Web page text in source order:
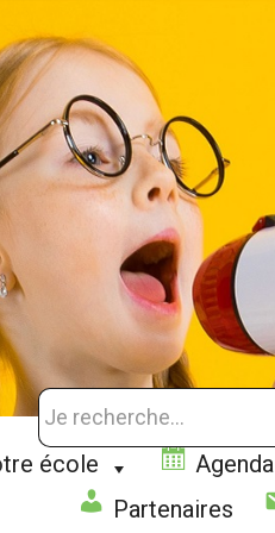
école Agenda
Partenaires